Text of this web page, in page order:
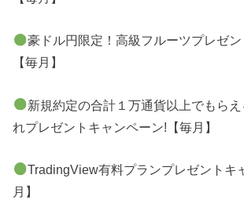
豪ドル円限定！高級フルーツプレゼ
【毎月】
新規約定の合計１万通貨以上でもら
れプレゼントキャンペーン!【毎月】
TradingView有料プランプレゼントキ
月】